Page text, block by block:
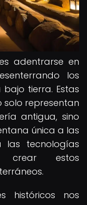
adentrarse en
los
tierra. Estas
representan
antigua, sino
única a las
las tecnologías
crear estos
históricos nos